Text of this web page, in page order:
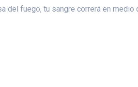
del fuego, tu sangre correrá en medio